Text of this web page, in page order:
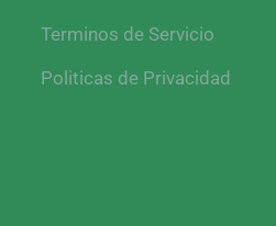
Terminos de Servicio
Politicas de Privacidad